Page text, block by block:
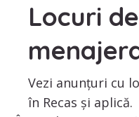
Locuri
Vezi anunțuri cu
în Recas și aplică.